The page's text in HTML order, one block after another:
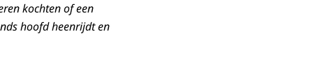
kochten of een
hoofd heenrijdt en